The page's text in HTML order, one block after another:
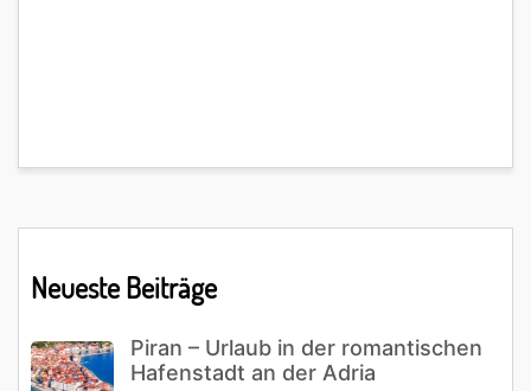
Sidebar
Neueste Beiträge
Piran – Urlaub in der romantischen
Hafenstadt an der Adria